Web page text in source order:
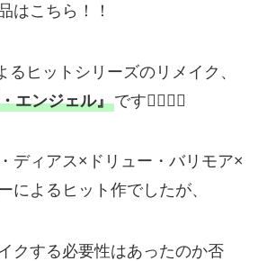
はこちら！！
るヒットシリーズのリメイク、
エンジェル』です💁‍♂️💁‍♂️
ディアス×ドリュー・バリモア×
によるヒット作でしたが、
クする必要性はあったのか否